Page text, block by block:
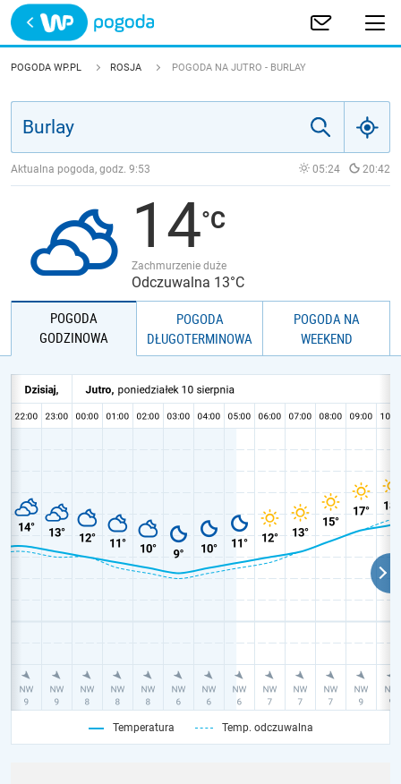
Trwa ładowanie
POLSKA
POGODA WP.PL ROSJA POGODA NA JUTRO - BURLAY
Aktualna pogoda, godz. 9:53 05:24 20:42
14
Zachmurzenie duże
Odczuwalna 13°C
POGODA
GODZINOWA
POGODA
DŁUGOTERMINOWA
POGODA NA
WEEKEND
Temperatura Temp. odczuwalna